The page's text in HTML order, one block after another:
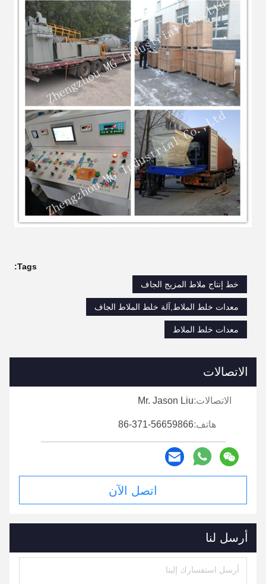
Tags:
خط إنتاج ملاط ​​المزيج الجاف
معدات خلط الملاط,آلة خلط الملاط الجاف
معدات خلط الملاط
الاتصالات
الاتصالات:Mr. Jason Liu
هاتف:86-371-56659866
اتصل الآن
أرسل لنا